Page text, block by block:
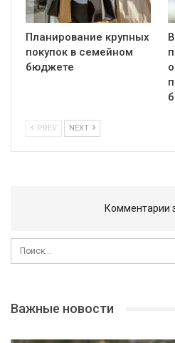
Планирование крупных
покупок в семейном
бюджете
PREV NEXT
Комментарии
Важные новости